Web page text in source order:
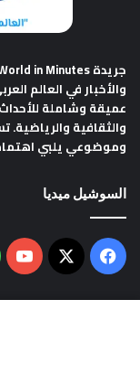
جريدة The World in Minutes
والأخبار في العالم
عميقة وشاملة
والثقافية
وموضوعي يلبي
السوشيل ميديا
فيسبوك
‫X